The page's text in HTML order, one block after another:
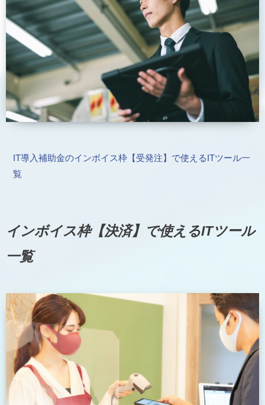
IT導入補助金のインボイス枠【受発注】で使えるITツール一
覧
インボイス枠【決済】で使えるITツール
一覧